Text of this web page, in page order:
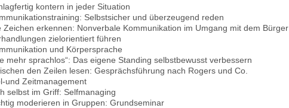
kontern in jeder Situation
Selbstsicher und überzeugend reden
Zeichen erkennen: Nonverbale Kommunikation im Umgang mit dem Bürger
zielorientiert führen
und Körpersprache
mehr sprachlos“: Das eigene Standing selbstbewusst verbessern
den Zeilen lesen: Gesprächsführung nach Rogers und Co.
und Zeitmanagement
selbst im Griff: Selfmanaging
moderieren in Gruppen: Grundseminar